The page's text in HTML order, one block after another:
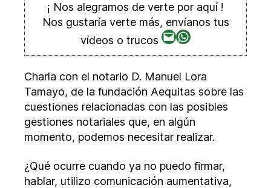
formalizar
decisiones
¡ Nos alegramos de verte por aquí !
Nos gustaría verte más, envíanos tus
vídeos o trucos Correo
electrónico
WhatsApp
Charla con el notario D. Manuel Lora
Tamayo, de la fundación Aequitas sobre las
cuestiones relacionadas con las posibles
gestiones notariales que, en algún
momento, podemos necesitar realizar.
¿Qué ocurre cuando ya no puedo firmar,
hablar, utilizo comunicación aumentativa,